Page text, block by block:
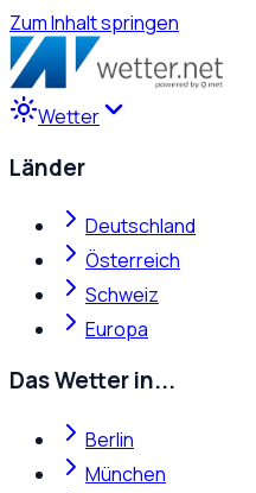
Zum Inhalt springen
Wetter
Länder
Deutschland
Österreich
Schweiz
Europa
Das Wetter in...
Berlin
München